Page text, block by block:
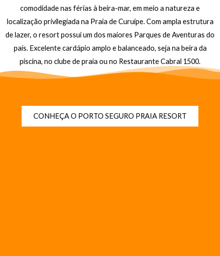
comodidade nas férias à beira-mar, em meio a natureza e
localização privilegiada na Praia de Curuípe. Com ampla estrutura
de lazer, o resort possui um dos maiores Parques de Aventuras do
país. Excelente cardápio amplo e balanceado, seja na beira da
piscina, no clube de praia ou no Restaurante Cabral 1500.
CONHEÇA O PORTO SEGURO PRAIA RESORT